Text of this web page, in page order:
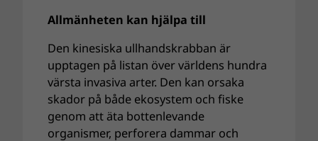
Allmänheten kan hjälpa till
Den kinesiska ullhandskrabban är
upptagen på listan över världens hundra
värsta invasiva arter. Den kan orsaka
skador på både ekosystem och fiske
genom att äta bottenlevande
organismer, perforera dammar och